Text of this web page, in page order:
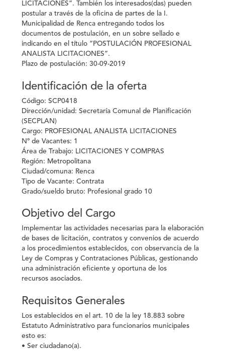
LICITACIONES”. También los interesados(das) pueden
postular a través de la oficina de partes de la I.
Municipalidad de Renca entregando todos los
documentos de postulación, en un sobre sellado e
indicando en el título “POSTULACIÓN PROFESIONAL
ANALISTA LICITACIONES”.
Plazo de postulación: 30-09-2019
Identificación de la oferta
Código: SCP0418
Dirección/unidad: Secretaría Comunal de Planificación
(SECPLAN)
Cargo: PROFESIONAL ANALISTA LICITACIONES
Nº de Vacantes: 1
Área de Trabajo: LICITACIONES Y COMPRAS
Región: Metropolitana
Ciudad/comuna: Renca
Tipo de Vacante: Contrata
Grado/sueldo bruto: Profesional grado 10
Objetivo del Cargo
Implementar las actividades necesarias para la elaboración
de bases de licitación, contratos y convenios de acuerdo
a los procedimientos establecidos, con observancia de la
Ley de Compras y Contrataciones Públicas, gestionando
una administración eficiente y oportuna de los
recursos asociados.
Requisitos Generales
Los establecidos en el art. 10 de la ley 18.883 sobre
Estatuto Administrativo para funcionarios municipales
esto es:
• Ser ciudadano(a).